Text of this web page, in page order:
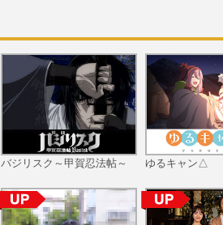
バジリスク～甲賀忍法帖～ ゆるキャン△